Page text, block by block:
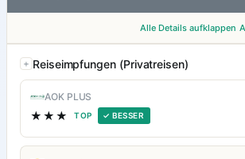
Alle Details aufklappen
Reiseimpfungen (Privatreisen)
AOK PLUS
★★★ TOP ✓ BESSER